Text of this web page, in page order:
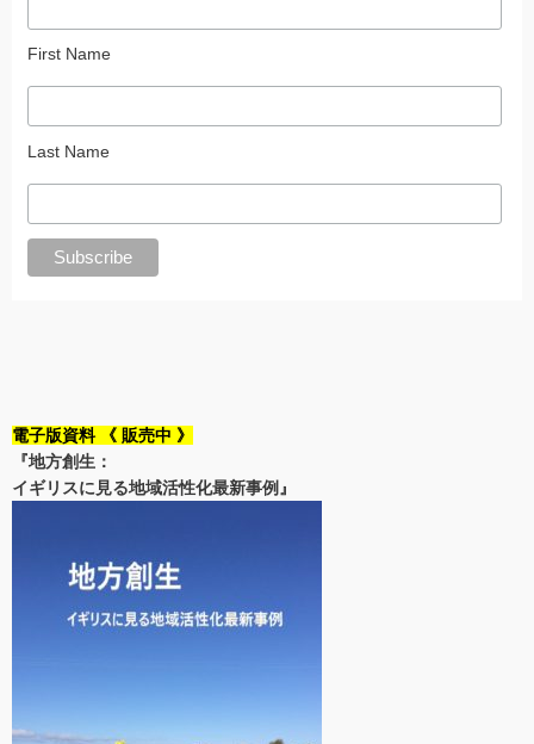
First Name
Last Name
電子版資料 《 販売中 》
『地方創生：
イギリスに見る地域活性化最新事例』